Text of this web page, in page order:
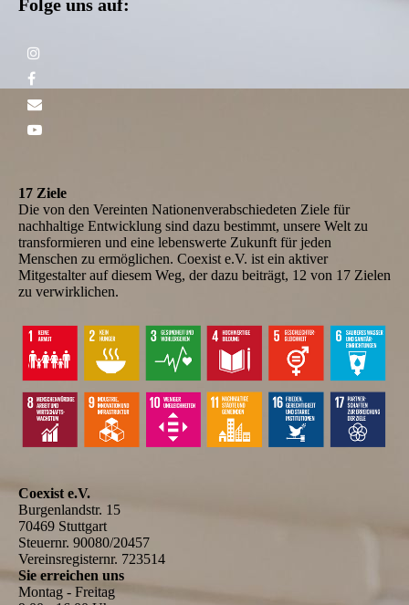
Folge uns auf:
17 Ziele
Die von den Vereinten Nationenverabschiedeten Ziele für
nachhaltige Entwicklung sind dazu bestimmt, unsere Welt zu
transformieren und eine lebenswerte Zukunft für jeden
Menschen zu ermöglichen. Coexist e.V. ist ein aktiver
Mitgestalter auf diesem Weg, der dazu beiträgt, 12 von 17 Zielen
zu verwirklichen.
Coexist e.V.
Burgenlandstr. 15
70469 Stuttgart
Steuernr. 90080/20457
Vereinsregisternr. 723514
Sie erreichen uns
Montag - Freitag